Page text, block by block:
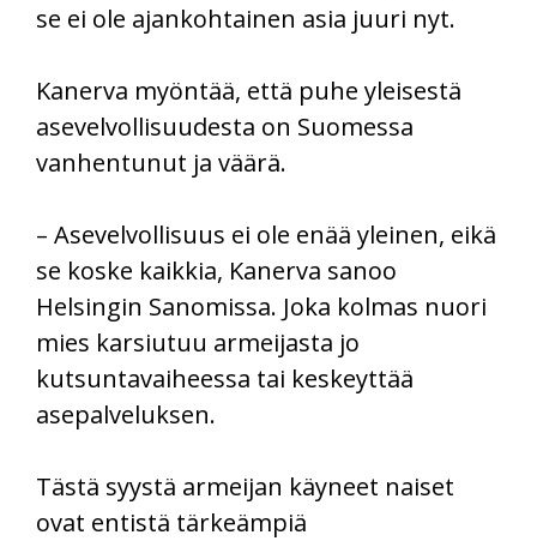
se ei ole ajankohtainen asia juuri nyt.
Kanerva myöntää, että puhe yleisestä
asevelvollisuudesta on Suomessa
vanhentunut ja väärä.
– Asevelvollisuus ei ole enää yleinen, eikä
se koske kaikkia, Kanerva sanoo
Helsingin Sanomissa. Joka kolmas nuori
mies karsiutuu armeijasta jo
kutsuntavaiheessa tai keskeyttää
asepalveluksen.
Tästä syystä armeijan käyneet naiset
ovat entistä tärkeämpiä